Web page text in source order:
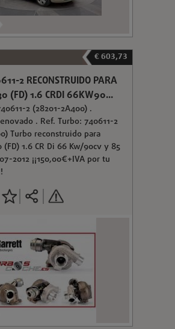
€ 603,73
2 RECONSTRUIDO PARA
(FD) 1.6 CRDI 66KW90...
2 (28201-2A400) .
. Ref. Turbo: 740611-2
Turbo reconstruido para
(FD) 1.6 CR Di 66 Kw/90cv y 85
2012 ¡¡150,00€+IVA por tu